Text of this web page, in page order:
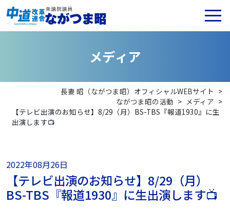
メディア
長妻 昭（ながつま昭）オフィシャルWEBサイト >
ながつま昭の活動 > メディア >
【テレビ出演のお知らせ】8/29（月）BS-TBS『報道1930』に生
出演します📺
2022年08月26日
【テレビ出演のお知らせ】8/29（月）
BS-TBS『報道1930』に生出演します📺